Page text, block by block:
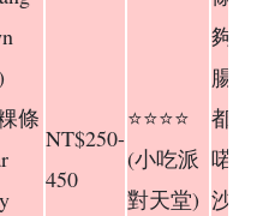
條
NT$250-
450
⭐⭐⭐⭐
(小吃派
對天堂)
夠
腸
都
喏
沙